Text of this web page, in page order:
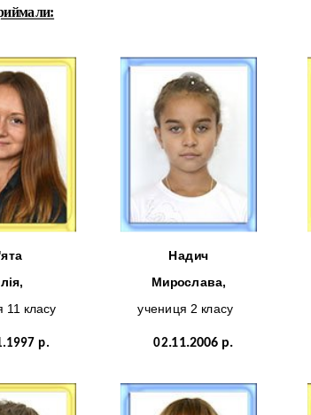
11 класу
Надич
Мирослава,
учениця 2 класу
р. 02.11.2006 р.